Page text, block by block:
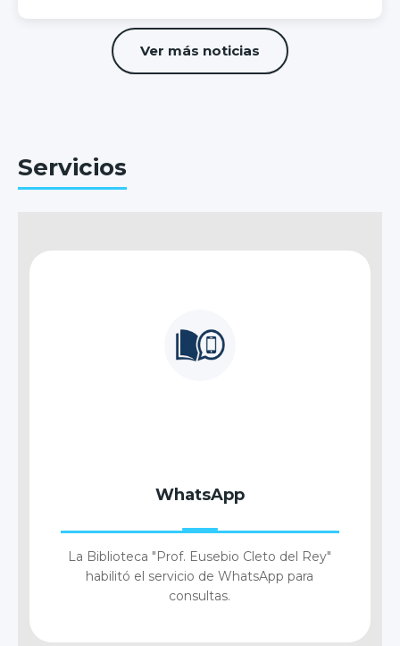
Ver más noticias
Servicios
Chat On-line
Hablá con un referencista en tiempo real
para resolver tus dudas al instante.